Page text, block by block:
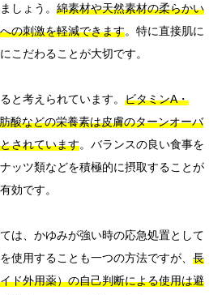
しょう。 綿素材や天然素材の柔らかい
の刺激を軽減できます。特に直接肌に
こだわることが大切です。
と考えられています。 ビタミンA・
酸などの栄養素は皮膚のターンオーバ
されています。バランスの良い食事を
ッツ類などを積極的に摂取することが
効です。
は、かゆみが強い時の応急処置として
使用することも一つの方法ですが、 長
ド外用薬）の自己判断による使用は避